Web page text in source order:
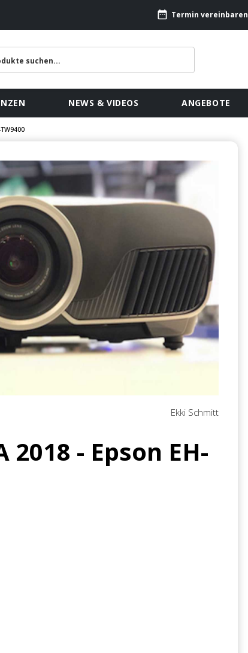
Termin vereinbaren
NEWS & VIDEOS ANGEBOTE
Ekki Schmitt
- Epson EH-